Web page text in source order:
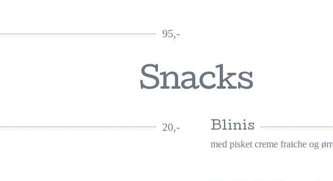
95,-
Snacks
20,- Blinis
med pisket creme fraiche og